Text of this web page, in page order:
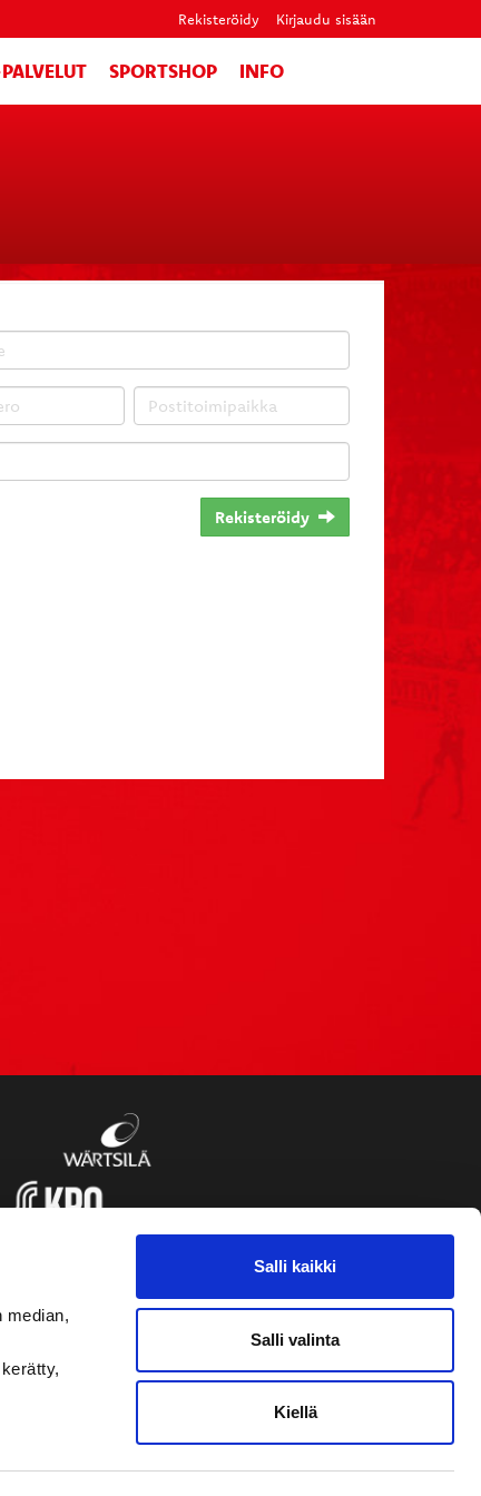
median,
Salli kaikki
Salli valinta
Kiellä
Rekisteröidy Kirjaudu sisään
SPORTSHOP INFO
Rekisteröidy
VAASAN SPORT UUTISKIRJE